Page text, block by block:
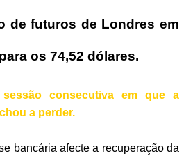
de futuros de Londres em
os 74,52 dólares.
consecutiva em que a
a perder.
bancária afecte a recuperação da